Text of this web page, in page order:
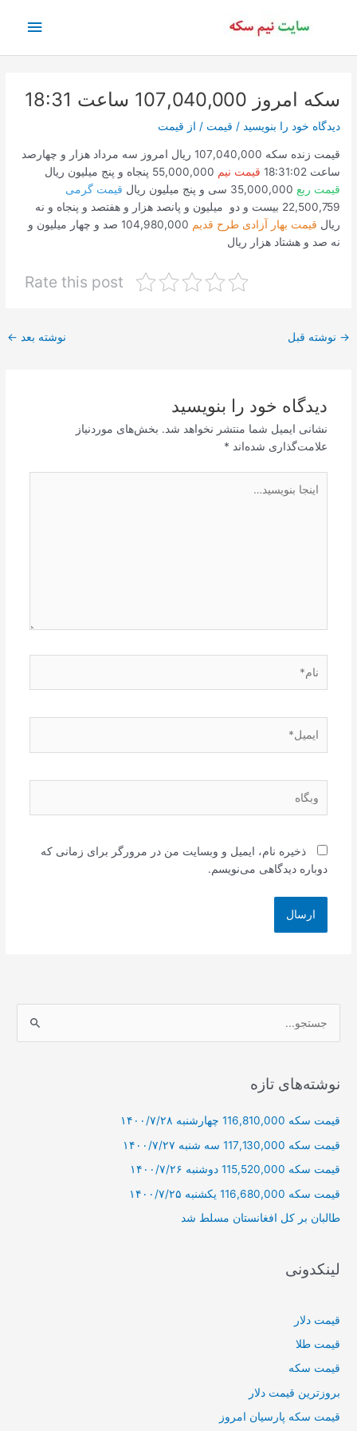
اصلی
سکه امروز 107,040,000 ساعت 18:31
دیدگاه‌ خود را بنویسید / قیمت / از قیمت
قیمت زنده سکه 107,040,000 ریال امروز سه مرداد هزار و چهارصد
ساعت 18:31:02
قیمت نیم 55,000,000 پنجاه و پنج میلیون ریال
قیمت ربع 35,000,000 سی و پنج میلیون ریال
قیمت گرمی
22,500,759 بیست و دو میلیون و پانصد هزار و هفتصد و پنجاه و نه
ریال قیمت بهار آزادی طرح قدیم
104,980,000 صد و چهار میلیون و
نه صد و هشتاد هزار ریال
Rate this post
پیمایش
→ نوشته قبل نوشته بعد ←
دیدگاه‌ خود را بنویسید
نشانی ایمیل شما منتشر نخواهد شد. بخش‌های موردنیاز
علامت‌گذاری شده‌اند *
بنویسید…
ذخیره نام، ایمیل و وبسایت من در مرورگر برای زمانی که
دوباره دیدگاهی می‌نویسم.
ب
ر
ا
نوشته‌های تازه
قیمت سکه 116,810,000 چهارشنبه ۱۴۰۰/۷/۲۸
قیمت سکه 117,130,000 سه شنبه ۱۴۰۰/۷/۲۷
قیمت سکه 115,520,000 دوشنبه ۱۴۰۰/۷/۲۶
قیمت سکه 116,680,000 یکشنبه ۱۴۰۰/۷/۲۵
طالبان بر كل افغانستان مسلط شد
لینکدونی
قیمت دلار
قیمت طلا
قیمت سکه
بروزترین قیمت دلار
قیمت سکه پارسیان امروز